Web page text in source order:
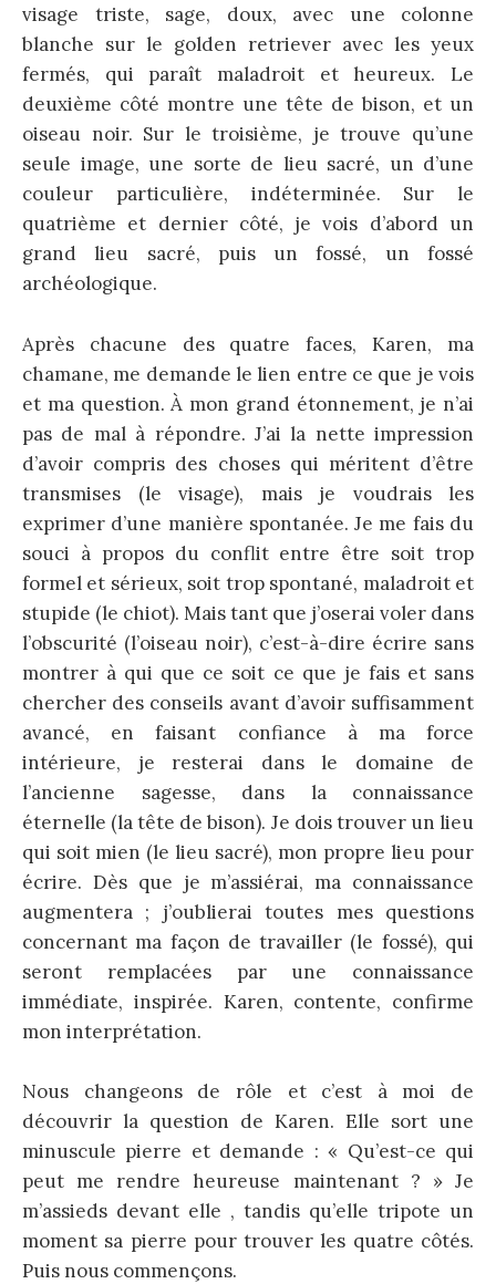
visage triste, sage, doux, avec une colonne
blanche sur le golden retriever avec les yeux
fermés, qui paraît maladroit et heureux. Le
deuxième côté montre une tête de bison, et un
oiseau noir. Sur le troisième, je trouve qu’une
seule image, une sorte de lieu sacré, un d’une
couleur particulière, indéterminée. Sur le
quatrième et dernier côté, je vois d’abord un
grand lieu sacré, puis un fossé, un fossé
archéologique.
Après chacune des quatre faces, Karen, ma
chamane, me demande le lien entre ce que je vois
et ma question. À mon grand étonnement, je n’ai
pas de mal à répondre. J’ai la nette impression
d’avoir compris des choses qui méritent d’être
transmises (le visage), mais je voudrais les
exprimer d’une manière spontanée. Je me fais du
souci à propos du conflit entre être soit trop
formel et sérieux, soit trop spontané, maladroit et
stupide (le chiot). Mais tant que j’oserai voler dans
l’obscurité (l’oiseau noir), c’est-à-dire écrire sans
montrer à qui que ce soit ce que je fais et sans
chercher des conseils avant d’avoir suffisamment
avancé, en faisant confiance à ma force
intérieure, je resterai dans le domaine de
l’ancienne sagesse, dans la connaissance
éternelle (la tête de bison). Je dois trouver un lieu
qui soit mien (le lieu sacré), mon propre lieu pour
écrire. Dès que je m’assiérai, ma connaissance
augmentera ; j’oublierai toutes mes questions
concernant ma façon de travailler (le fossé), qui
seront remplacées par une connaissance
immédiate, inspirée. Karen, contente, confirme
mon interprétation.
Nous changeons de rôle et c’est à moi de
découvrir la question de Karen. Elle sort une
minuscule pierre et demande : « Qu’est-ce qui
peut me rendre heureuse maintenant ? » Je
m’assieds devant elle , tandis qu’elle tripote un
moment sa pierre pour trouver les quatre côtés.
Puis nous commençons.